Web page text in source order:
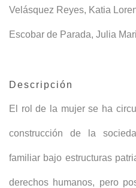
Velásquez Reyes, Katia
Escobar de Parada, Julia
Descripción
El rol de la mujer se ha
construcción de la
familiar bajo estructuras
derechos humanos, pero